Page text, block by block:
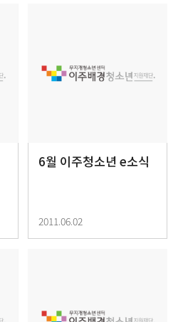
6월 이주청소년 e소식
2011.06.02